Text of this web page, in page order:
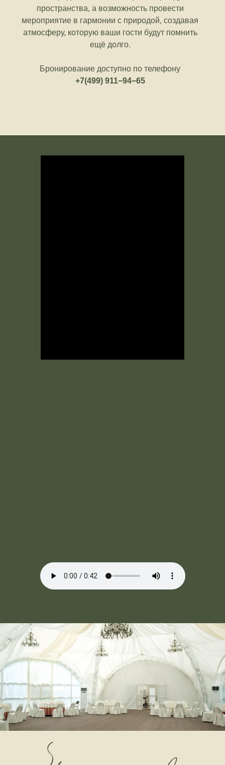
• Простор: большая площадь для посадки гостей,
танцев и развлечения, что отлично подходит для
массовых мероприятий.
• Естественная декорация: интерьер шатра сам
по себе является стильным местом и не требует
значительных затрат на декор.
• Закрытое пространство: защита
от неблагоприятных погодных условий, что
особенно важно для мероприятий на свежем
воздухе.
• Удобное расположение: находится на территории
расположен в 60 км от МКАД.